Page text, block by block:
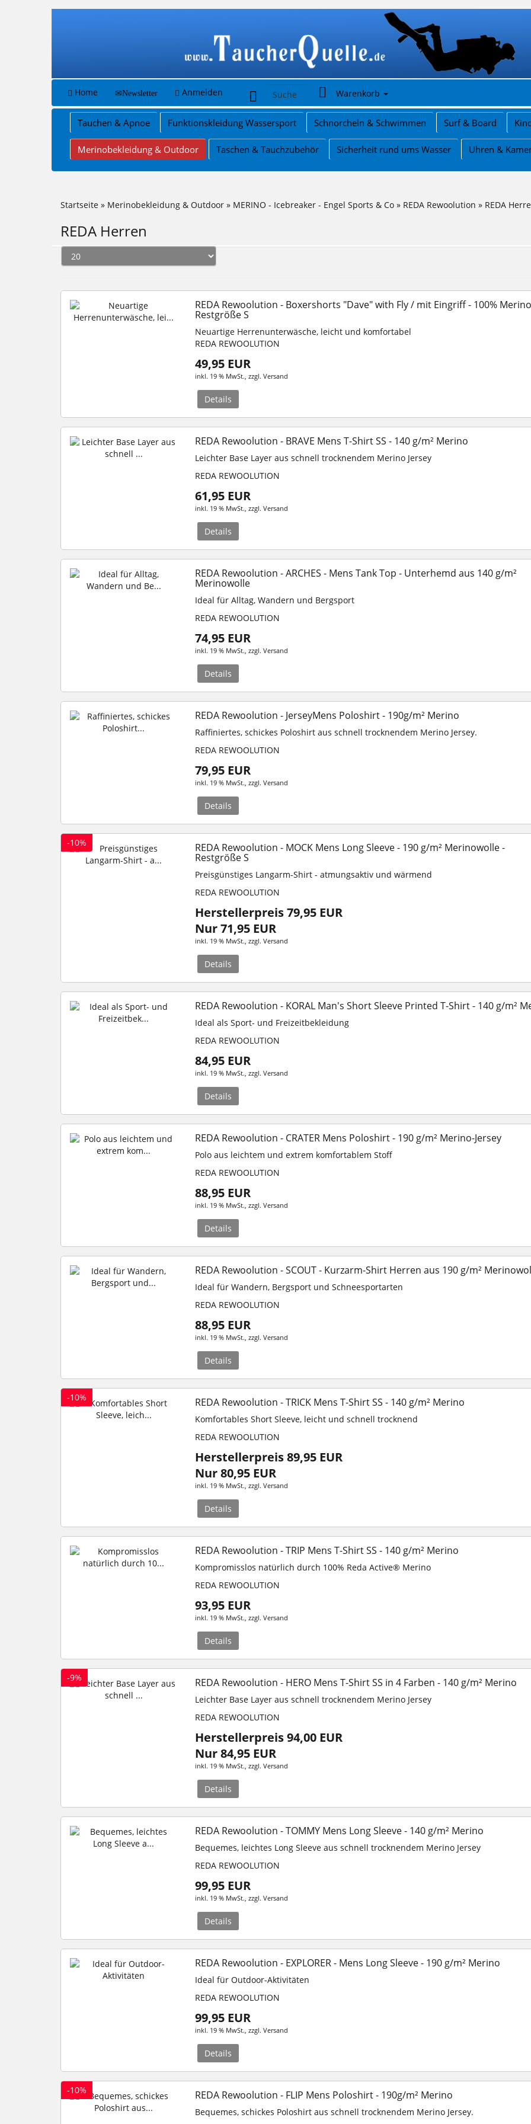
Home Newsletter Anmelden Warenkorb
Tauchen & Apnoe Funktionskleidung Wassersport Schnorcheln & Schwimmen Surf & Board
Merinobekleidung & Outdoor Taschen & Tauchzubehör Sicherheit rund ums Wasser Uhren &
Startseite » Merinobekleidung & Outdoor » MERINO - Icebreaker - Engel Sports & Co » REDA Rewoolution » REDA
REDA Herren
REDA Rewoolution - Boxershorts "Dave" with Fly / mit Eingriff - 100%
Restgröße S
Neuartige Herrenunterwäsche, leicht und komfortabel
REDA REWOOLUTION
49,95 EUR
inkl. 19 % MwSt., zzgl.Versand
Details
REDA Rewoolution - BRAVE Mens T-Shirt SS - 140 g/m² Merino
Leichter Base Layer aus schnell trocknendem Merino Jersey
REDA REWOOLUTION
61,95 EUR
inkl. 19 % MwSt., zzgl.Versand
Details
REDA Rewoolution - ARCHES - Mens Tank Top - Unterhemd aus 140 g/m²
Merinowolle
Ideal fürAlltag, Wandern und Bergsport
REDA REWOOLUTION
74,95 EUR
inkl. 19 % MwSt., zzgl.Versand
Details
REDA Rewoolution - JerseyMens Poloshirt - 190g/m² Merino
Raffiniertes, schickes Poloshirt aus schnell trocknendem Merino Jersey.
REDA REWOOLUTION
79,95 EUR
inkl. 19 % MwSt., zzgl.Versand
Details
-10% REDA Rewoolution - MOCK Mens Long Sleeve - 190 g/m² Merinowolle -
Restgröße S
Preisgünstiges Langarm-Shirt - atmungsaktiv und wärmend
REDA REWOOLUTION
Herstellerpreis 79,95 EUR
Nur 71,95 EUR
inkl. 19 % MwSt., zzgl.Versand
Details
REDA Rewoolution - KORAL Man's Short Sleeve Printed T-Shirt - 140 g/m²
Ideal als Sport- und Freizeitbekleidung
REDA REWOOLUTION
84,95 EUR
inkl. 19 % MwSt., zzgl.Versand
Details
REDA Rewoolution - CRATER Mens Poloshirt - 190 g/m² Merino-Jersey
Polo aus leichtem und extrem komfortablem Stoff
REDA REWOOLUTION
88,95 EUR
inkl. 19 % MwSt., zzgl.Versand
Details
REDA Rewoolution - SCOUT - Kurzarm-Shirt Herren aus 190 g/m²
Ideal für Wandern, Bergsport und Schneesportarten
REDA REWOOLUTION
88,95 EUR
inkl. 19 % MwSt., zzgl.Versand
Details
-10% REDA Rewoolution - TRICK Mens T-Shirt SS - 140 g/m² Merino
Komfortables Short Sleeve, leicht und schnell trocknend
REDA REWOOLUTION
Herstellerpreis 89,95 EUR
Nur 80,95 EUR
inkl. 19 % MwSt., zzgl.Versand
Details
REDA Rewoolution - TRIP Mens T-Shirt SS - 140 g/m² Merino
Kompromisslos natürlich durch 100% Reda Active® Merino
REDA REWOOLUTION
93,95 EUR
inkl. 19 % MwSt., zzgl.Versand
Details
-9% REDA Rewoolution - HERO Mens T-Shirt SS in 4 Farben - 140 g/m² Merino
Leichter Base Layer aus schnell trocknendem Merino Jersey
REDA REWOOLUTION
Herstellerpreis 94,00 EUR
Nur 84,95 EUR
inkl. 19 % MwSt., zzgl.Versand
Details
REDA Rewoolution - TOMMY Mens Long Sleeve - 140 g/m² Merino
Bequemes, leichtes Long Sleeve aus schnell trocknendem Merino Jersey
REDA REWOOLUTION
99,95 EUR
inkl. 19 % MwSt., zzgl.Versand
Details
REDA Rewoolution - EXPLORER - Mens Long Sleeve - 190 g/m² Merino
Ideal für Outdoor-Aktivitäten
REDA REWOOLUTION
99,95 EUR
inkl. 19 % MwSt., zzgl.Versand
Details
-10% REDA Rewoolution - FLIP Mens Poloshirt - 190g/m² Merino
Bequemes, schickes Poloshirt aus schnell trocknendem Merino Jersey.